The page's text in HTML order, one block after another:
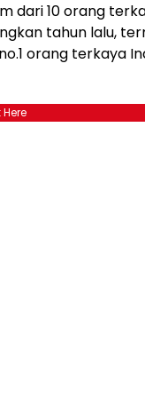
dari 10 orang
tahun lalu,
orang terkaya